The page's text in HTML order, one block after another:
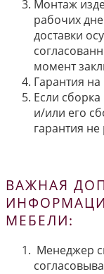
Монтаж
рабочих
доставки
момент
Гарантия
Если
и/или его
гарантия не
ВАЖНАЯ
МЕБЕЛИ:
Менеджер